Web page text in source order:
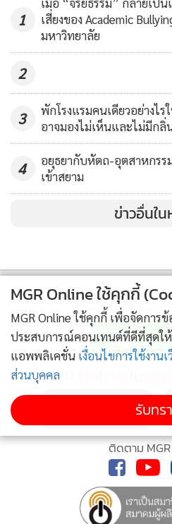
อย่างที่เรา ๆ ท่าน ๆ ทราบกันดีว่า
ประเทศไทยนั้นเป็นงานที่หนักหนา
ชุดขาวน่าจะเป็นหนึ่งในอาชีพที่มี
ไหนจะต้องรองรับอารมณ์ของผู้ป่ว
ความเครียดจากการขาดการพักผ่
ไม่หยุดพัก เมื่อเจอกับเหตุการณ์ฟ้
พึงประสงค์นี้ที่ไม่ทราบที่มาที่ไปข
ความหวังดีต้องการปกป้องผู้ประ
สั่ง “ห้ามมิให้พยาบาลทั่วประเทศ
สั่งให้แพทย์เป็นผู้ฉีดแทน แต่หาก
จะพบว่าวิธีแก้ปัญหาแบบนี้ ต่างกั
เทคนิคการฉีดใหม่ ที่สำคัญคือ ไม่
เกิดปัญหานี้ ยาตัวอื่นก็เกิดได้เช่นกั
เกิดปัญหานี้และไม่ต้องการเปลี่ยน
ก็ควรจะเป็น “การยกเลิกการฉีดย
หมดทั่วประเทศ!!!” ซึ่งคงเป็นไปไ
วิชาชีพสากล
คำสั่งห้ามฉีดยาดังกล่าวแม้จะเป็
การพยาบาลจริง แต่กลับส่งผลกร
พยาบาลผู้ป่วยอย่างมาก เพราะดัง
diclofenac เท่านั้น หากแต่ยาตัว
ก็อาจโดนแบนห้ามมิให้พยาบาลฉี
1
เสี่ยงของ Academic
มหาวิทยาลัย
2
3
พักโรงแรมคนเดียวอย่างไ
อาจมองไม่เห็นและไม่มีกลิ่
4
อยุธยากับหัตถ-อุตสาหกร
เข้าสยาม
ข่าวอื่นใ
ติดตามข่าวสารผ่
MGR Online
ติดตาม
MGR Online ใช้คุกกี้
MGR Online ใช้คุกกี้ เพื่อจัดกา
ประสบการณ์คอนเทนต์ที่ดีที่สุดใ
แอพพลิเคชั่น เงื่อนไขการใช้งาน
ส่วนบุคคล
รับทร